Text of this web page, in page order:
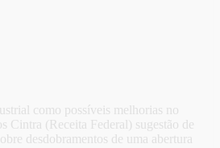
como possíveis melhorias no
Cintra (Receita Federal) sugestão de
desdobramentos de uma abertura